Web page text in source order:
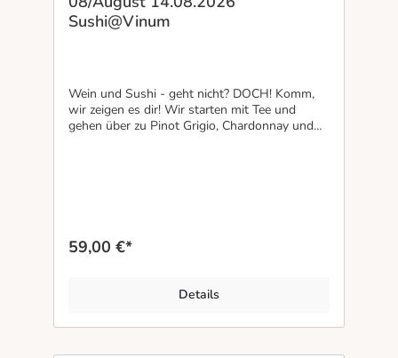
Sushi@Vinum
Wein und Sushi - geht nicht? DOCH! Komm,
wir zeigen es dir! Wir starten mit Tee und
gehen über zu Pinot Grigio, Chardonnay und
Stunden bei tollen Weinen
59,00 €*
Details